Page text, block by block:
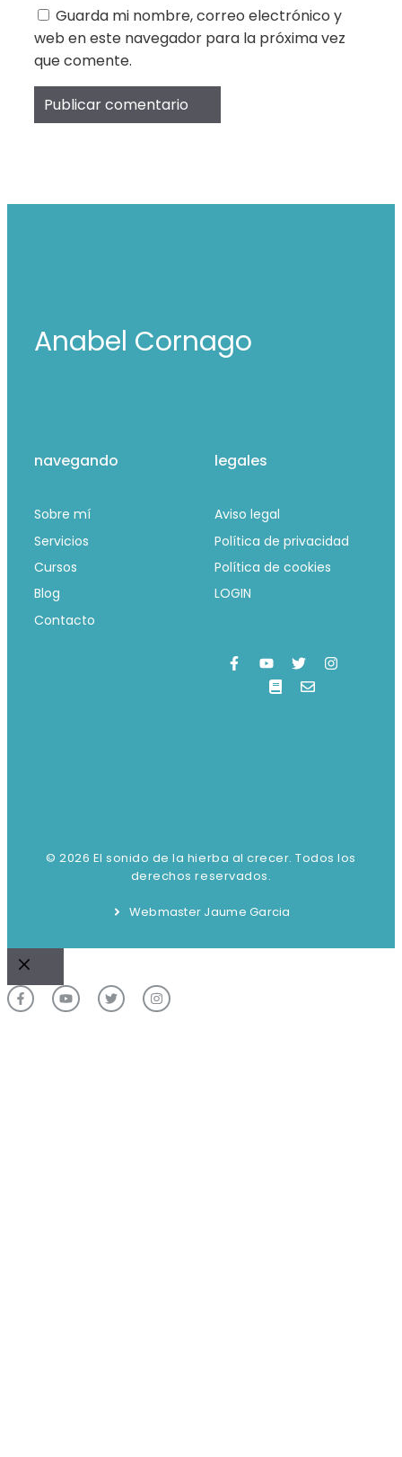
Guarda mi nombre, correo electrónico y
web en este navegador para la próxima vez
que comente.
Anabel Cornago
navegando
Sobre mí
Servicios
Cursos
Blog
Contacto
legales
Aviso legal
Política de privacidad
Política de cookies
LOGIN
© 2026 El sonido de la hierba al crecer. Todos los
derechos reservados.
Webmaster Jaume Garcia
Cerrar